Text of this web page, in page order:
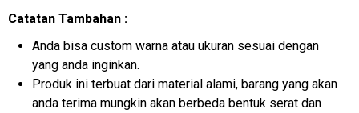
Catatan Tambahan :
Anda bisa custom warna atau ukuran sesuai dengan
yang anda inginkan.
Produk ini terbuat dari material alami, barang yang akan
anda terima mungkin akan berbeda bentuk serat dan